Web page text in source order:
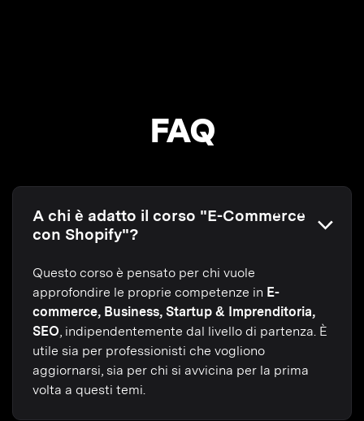
FAQ
A chi è adatto il corso "E-Commerce
con Shopify"?
Questo corso è pensato per chi vuole
approfondire le proprie competenze in E-
commerce, Business, Startup & Imprenditoria,
SEO , indipendentemente dal livello di partenza. È
utile sia per professionisti che vogliono
aggiornarsi, sia per chi si avvicina per la prima
volta a questi temi.